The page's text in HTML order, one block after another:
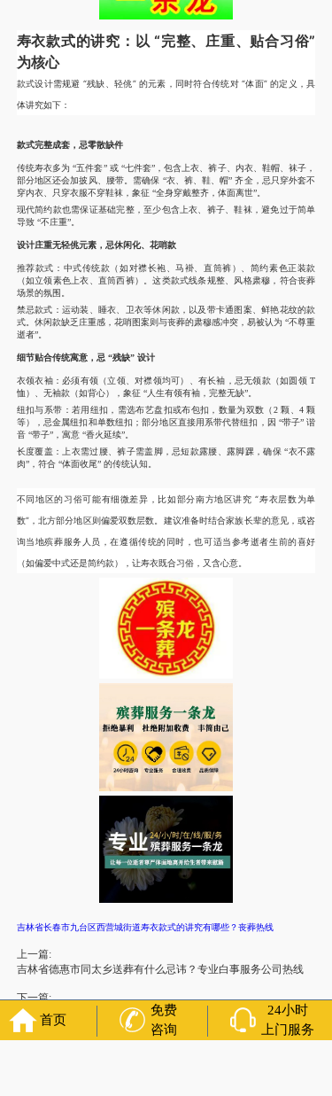
寿衣款式的讲究：以 “完整、庄重、贴合习俗”
为核心
款式设计需规避 “残缺、轻佻” 的元素，同时符合传统对 “体面” 的定义，具
体讲究如下：
款式完整成套，忌零散缺件
传统寿衣多为 “五件套” 或 “七件套”，包含上衣、裤子、内衣、鞋帽、袜子，
部分地区还会加披风、腰带。需确保 “衣、裤、鞋、帽” 齐全，忌只穿外套不
穿内衣、只穿衣服不穿鞋袜，象征 “全身穿戴整齐，体面离世”。
现代简约款也需保证基础完整，至少包含上衣、裤子、鞋袜，避免过于简单
导致 “不庄重”。
设计庄重无轻佻元素，忌休闲化、花哨款
推荐款式：中式传统款（如对襟长袍、马褂、直筒裤）、简约素色正装款
（如立领素色上衣、直筒西裤）。这类款式线条规整、风格肃穆，符合丧葬
场景的氛围。
禁忌款式：运动装、睡衣、卫衣等休闲款，以及带卡通图案、鲜艳花纹的款
式。休闲款缺乏庄重感，花哨图案则与丧葬的肃穆感冲突，易被认为 “不尊重
逝者”。
细节贴合传统寓意，忌 “残缺” 设计
衣领衣袖：必须有领（立领、对襟领均可）、有长袖，忌无领款（如圆领 T
恤）、无袖款（如背心），象征 “人生有领有袖，完整无缺”。
纽扣与系带：若用纽扣，需选布艺盘扣或布包扣，数量为双数（2 颗、4 颗
等），忌金属纽扣和单数纽扣；部分地区直接用系带代替纽扣，因 “带子” 谐
音 “带子”，寓意 “香火延续”。
长度覆盖：上衣需过腰、裤子需盖脚，忌短款露腰、露脚踝，确保 “衣不露
肉”，符合 “体面收尾” 的传统认知。
不同地区的习俗可能有细微差异，比如部分南方地区讲究 “寿衣层数为单
数”，北方部分地区则偏爱双数层数。建议准备时结合家族长辈的意见，或咨
询当地殡葬服务人员，在遵循传统的同时，也可适当参考逝者生前的喜好
（如偏爱中式还是简约款），让寿衣既合习俗，又含心意。
吉林省长春市九台区西营城街道寿衣款式的讲究有哪些？丧葬热线
上一篇:
吉林省德惠市同太乡送葬有什么忌讳？专业白事服务公司热线
下一篇:
吉林省长沙市九台区纪家街道白事随礼怎么说？设灵棚，异地
转运 咨询服务
首页
免费
咨询
24小时
上门服务